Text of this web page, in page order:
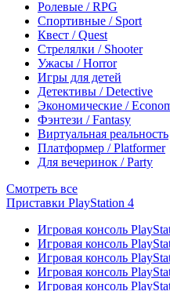
Ролевые / RPG
Спортивные / Sport
Квест / Quest
Стрелялки / Shooter
Ужасы / Horror
Игры для детей
Детективы / Detective
Экономические /
Фэнтези / Fantasy
Виртуальная реальность
Платформер / Platformer
Для вечеринок / Party
Смотреть все
Приставки PlayStation 4
Игровая консоль
Игровая консоль
Игровая консоль
Игровая консоль
Игровая консоль